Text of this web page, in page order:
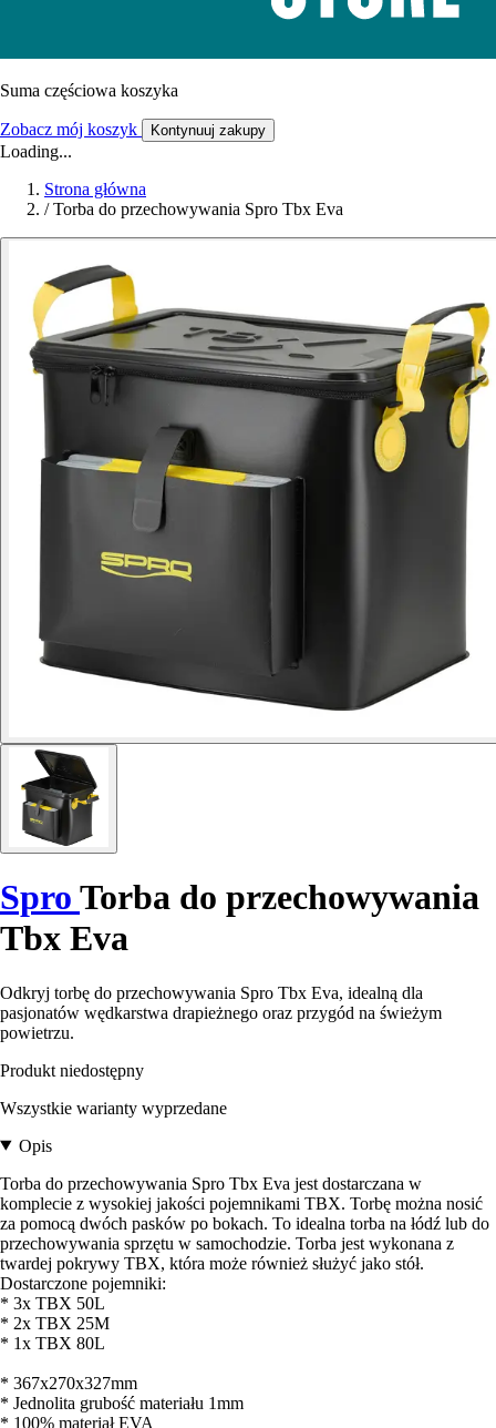
Suma częściowa koszyka
Zobacz mój koszyk Kontynuuj zakupy
Loading...
Strona główna
/ Torba do przechowywania Spro Tbx Eva
Spro Torba do przechowywania
Tbx Eva
Odkryj torbę do przechowywania Spro Tbx Eva, idealną dla
pasjonatów wędkarstwa drapieżnego oraz przygód na świeżym
powietrzu.
Produkt niedostępny
Wszystkie warianty wyprzedane
Opis
Torba do przechowywania Spro Tbx Eva jest dostarczana w
komplecie z wysokiej jakości pojemnikami TBX. Torbę można nosić
za pomocą dwóch pasków po bokach. To idealna torba na łódź lub do
przechowywania sprzętu w samochodzie. Torba jest wykonana z
twardej pokrywy TBX, która może również służyć jako stół.
Dostarczone pojemniki:
* 3x TBX 50L
* 2x TBX 25M
* 1x TBX 80L
* 367x270x327mm
* Jednolita grubość materiału 1mm
* 100% materiał EVA